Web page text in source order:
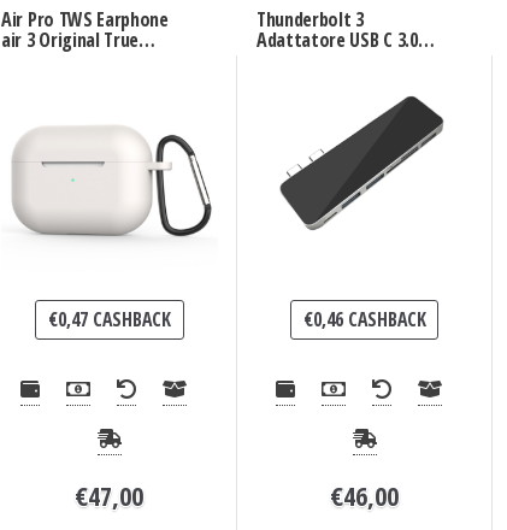
Air Pro TWS Earphone
air 3 Original True
Wireless Earbuds Alta
€0,47CASHBACK
€47,00
Thunderbolt 3
Adattatore USB C 3.0
€0,46CASHBACK
€46,00